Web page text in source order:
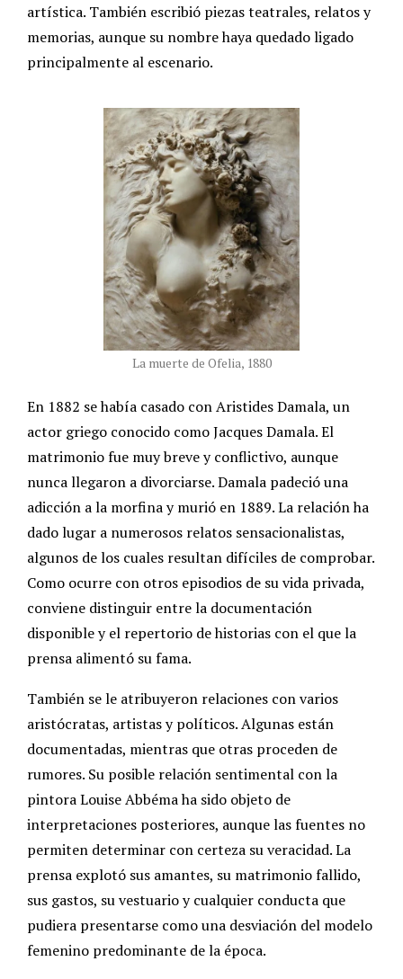
artística. También escribió piezas teatrales, relatos y
memorias, aunque su nombre haya quedado ligado
principalmente al escenario.
La muerte de Ofelia, 1880
En 1882 se había casado con Aristides Damala, un
actor griego conocido como Jacques Damala. El
matrimonio fue muy breve y conflictivo, aunque
nunca llegaron a divorciarse. Damala padeció una
adicción a la morfina y murió en 1889. La relación ha
dado lugar a numerosos relatos sensacionalistas,
algunos de los cuales resultan difíciles de comprobar.
Como ocurre con otros episodios de su vida privada,
conviene distinguir entre la documentación
disponible y el repertorio de historias con el que la
prensa alimentó su fama.
También se le atribuyeron relaciones con varios
aristócratas, artistas y políticos. Algunas están
documentadas, mientras que otras proceden de
rumores. Su posible relación sentimental con la
pintora Louise Abbéma ha sido objeto de
interpretaciones posteriores, aunque las fuentes no
permiten determinar con certeza su veracidad. La
prensa explotó sus amantes, su matrimonio fallido,
sus gastos, su vestuario y cualquier conducta que
pudiera presentarse como una desviación del modelo
femenino predominante de la época.